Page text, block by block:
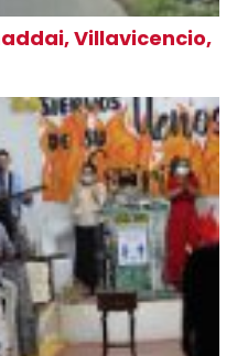
Villavicencio,